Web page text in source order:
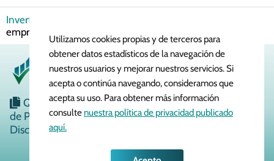
Invertir en Bolsa
empresas que dan dividendos en España?
Quiénes Somos Política de Cookies
de Privacidad
Aviso Legal
Contacto
Disclaimer
Utilizamos cookies propias y de terceros para
obtener datos estadísticos de la navegación de
nuestros usuarios y mejorar nuestros servicios. Si
acepta o continúa navegando, consideramos que
acepta su uso. Para obtener más información
consulte nuestra política de privacidad publicado
aquí.